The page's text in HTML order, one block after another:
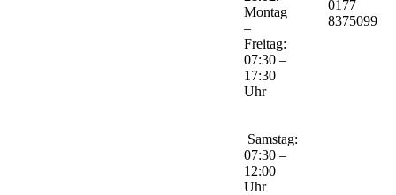
Montag
–
Freitag:
07:30 –
17:30
Uhr
Samstag:
07:30 –
12:00
Uhr
0177
8375099